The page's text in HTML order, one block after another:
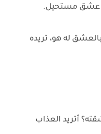
عشق مستحيل.
له هو، تريده
أتريد العذاب